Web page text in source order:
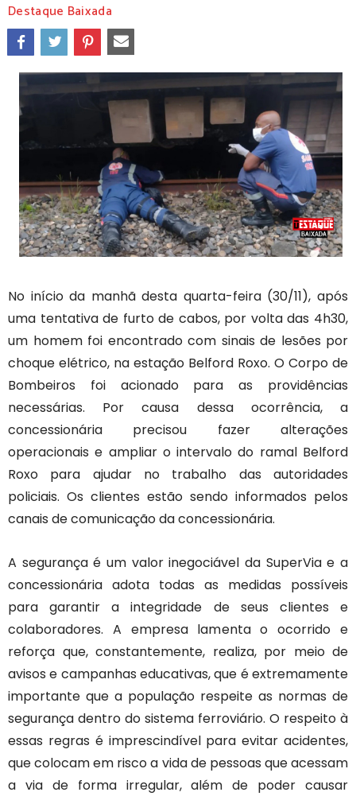
Destaque Baixada
No início da manhã desta quarta-feira (30/11), após
uma tentativa de furto de cabos, por volta das 4h30,
um homem foi encontrado com sinais de lesões por
choque elétrico, na estação Belford Roxo. O Corpo de
Bombeiros foi acionado para as providências
necessárias. Por causa dessa ocorrência, a
concessionária precisou fazer alterações
operacionais e ampliar o intervalo do ramal Belford
Roxo para ajudar no trabalho das autoridades
policiais. Os clientes estão sendo informados pelos
canais de comunicação da concessionária.
A segurança é um valor inegociável da SuperVia e a
concessionária adota todas as medidas possíveis
para garantir a integridade de seus clientes e
colaboradores. A empresa lamenta o ocorrido e
reforça que, constantemente, realiza, por meio de
avisos e campanhas educativas, que é extremamente
importante que a população respeite as normas de
segurança dentro do sistema ferroviário. O respeito à
essas regras é imprescindível para evitar acidentes,
que colocam em risco a vida de pessoas que acessam
a via de forma irregular, além de poder causar